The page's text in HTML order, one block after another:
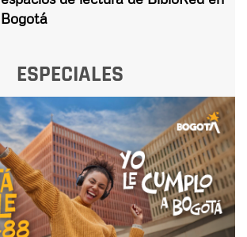
Bogotá
ESPECIALES